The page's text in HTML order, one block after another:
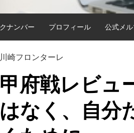
ナンバー プロフィール 公式メ
川崎フロンターレ
甲府戦レビュ
はなく、自分